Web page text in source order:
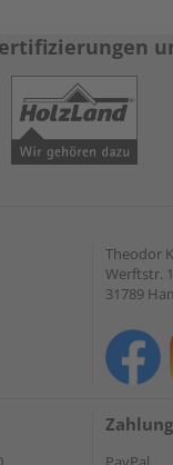
Theodor
Werftstr.
31789